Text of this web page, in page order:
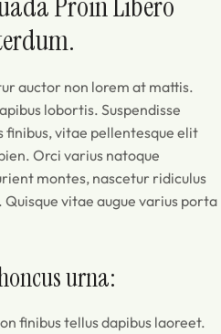
auctor non lorem at mattis.
lobortis. Suspendisse
vitae pellentesque elit
Orci varius natoque
montes, nascetur ridiculus
vitae augue varius porta
urna:
finibus tellus dapibus laoreet.